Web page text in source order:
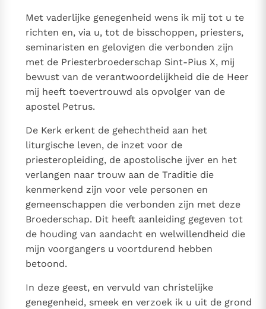
Leer de kostbare parel van Gods koninkrijk te
Gods Koninkrijk groeit stilletjes door liefde, niet door
De mystiek. De mystieke verschijnselen en de
heiligheid
Berichten
Het Vaticaan publiceert een nieuwe Latijnse uitgave
van het Romeins martyrologium
Vaticaanse financiële waakhond verliest autonomie
Paus spreekt het Wereldvoedselprogramma toe
Paus Leo XIV in Pavia: "De stad is zowel een gave als
een taak"
Paus in Pavia: St. Augustinus toont ons de noodzaak om
"naar het innerlijk" toe te keren.
RK Documenten stelt heel veel belangrijke
kerkelijke documenten van de Rooms
Katholieke Kerk in het Nederlands beschikbaar
en is volledig afhankelijk van donaties.
Ik help mee!
Met vaderlijke genegenheid wens ik mij tot u te
richten en, via u, tot de bisschoppen, priesters,
seminaristen en gelovigen die verbonden zijn
met de Priesterbroederschap Sint-Pius X, mij
bewust van de verantwoordelijkheid die de Heer
mij heeft toevertrouwd als opvolger van de
apostel Petrus.
De Kerk erkent de gehechtheid aan het
liturgische leven, de inzet voor de
priesteropleiding, de apostolische ijver en het
verlangen naar trouw aan de Traditie die
kenmerkend zijn voor vele personen en
gemeenschappen die verbonden zijn met deze
Broederschap. Dit heeft aanleiding gegeven tot
de houding van aandacht en welwillendheid die
mijn voorgangers u voortdurend hebben
betoond.
In deze geest, en vervuld van christelijke
genegenheid, smeek en verzoek ik u uit de grond